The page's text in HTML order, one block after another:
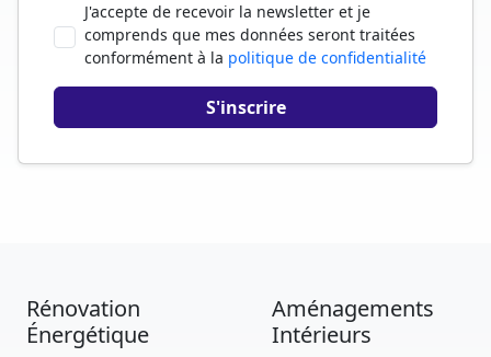
J'accepte de recevoir la newsletter et je
comprends que mes données seront traitées
conformément à la politique de confidentialité
Rénovation
Énergétique
Aménagements
Intérieurs